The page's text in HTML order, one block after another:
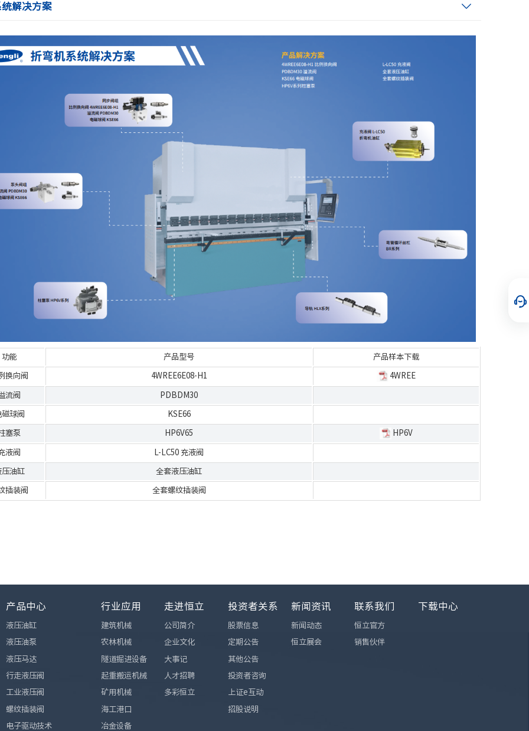
统解决方案
功能 产品型号 产品样本下载
换向阀 4WREE6E08-H1 4WREE
流阀 PDBDM30
磁球阀 KSE66
塞泵 HP6V65 HP6V
液阀 L-LC50 充液阀
压油缸 全套液压油缸
插装阀 全套螺纹插装阀
产品中心
液压油缸
液压油泵
液压马达
行走液压阀
工业液压阀
螺纹插装阀
电子驱动技术
行业应用
建筑机械
农林机械
隧道掘进设备
起重搬运机械
矿用机械
海工港口
冶金设备
走进恒立
公司简介
企业文化
大事记
人才招聘
多彩恒立
投资者关系
股票信息
定期公告
其他公告
投资者咨询
上证e互动
招股说明
新闻资讯
新闻动态
恒立展会
联系我们
恒立官方
销售伙伴
下载中心